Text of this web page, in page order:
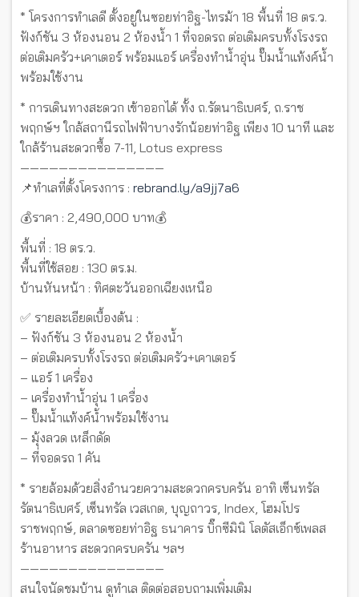
* โครงการทำเลดี ตั้งอยู่ในซอยท่าอิฐ-ไทรม้า 18 พื้นที่ 18 ตร.ว.
ฟังก์ชัน 3 ห้องนอน 2 ห้องน้ำ 1 ที่จอดรถ ต่อเติมครบทั้งโรงรถ
ต่อเติมครัว+เคาเตอร์ พร้อมแอร์ เครื่องทำน้ำอุ่น ปั๊มน้ำแท้งค์น้ำ
พร้อมใช้งาน
* การเดินทางสะดวก เข้าออกได้ ทั้ง ถ.รัตนาธิเบศร์, ถ.ราช
พฤกษ์ฯ ใกล้สถานีรถไฟฟ้าบางรักน้อยท่าอิฐ เพียง 10 นาที และ
ใกล้ร้านสะดวกซื้อ 7-11, Lotus express
———————————————
📌ทำเลที่ตั้งโครงการ : rebrand.ly/a9jj7a6
💰ราคา : 2,490,000 บาท💰
พื้นที่ : 18 ตร.ว.
พื้นที่ใช้สอย : 130 ตร.ม.
บ้านหันหน้า : ทิศตะวันออกเฉียงเหนือ
✅ รายละเอียดเบื้องต้น :
– ฟังก์ชัน 3 ห้องนอน 2 ห้องน้ำ
– ต่อเติมครบทั้งโรงรถ ต่อเติมครัว+เคาเตอร์
– แอร์ 1 เครื่อง
– เครื่องทำน้ำอุ่น 1 เครื่อง
– ปั๊มน้ำแท้งค์น้ำพร้อมใช้งาน
– มุ้งลวด เหล็กดัด
– ที่จอดรถ 1 คัน
* รายล้อมด้วยสิ่งอำนวยความสะดวกครบครัน อาทิ เซ็นทรัล
รัตนาธิเบศร์, เซ็นทรัล เวสเกต, บุญถาวร, Index, โฮมโปร
ราชพฤกษ์, ตลาดซอยท่าอิฐ ธนาคาร บิ๊กซีมินิ โลตัสเอ็กซ์เพลส
ร้านอาหาร สะดวกครบครัน ฯลฯ
———————————————
สนใจนัดชมบ้าน ดูทำเล ติดต่อสอบถามเพิ่มเติม